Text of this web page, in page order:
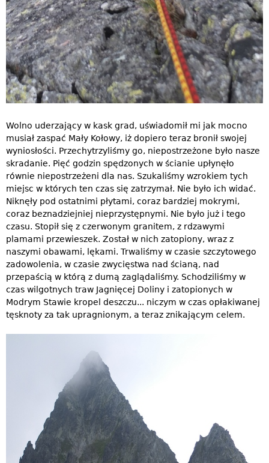
Wolno uderzający w kask grad, uświadomił mi jak mocno
musiał zaspać Mały Kołowy, iż dopiero teraz bronił swojej
wyniosłości. Przechytrzyliśmy go, niepostrzeżone było nasze
skradanie. Pięć godzin spędzonych w ścianie upłynęło
równie niepostrzeżeni dla nas. Szukaliśmy wzrokiem tych
miejsc w których ten czas się zatrzymał. Nie było ich widać.
Niknęły pod ostatnimi płytami, coraz bardziej mokrymi,
coraz beznadziejniej nieprzystępnymi. Nie było już i tego
czasu. Stopił się z czerwonym granitem, z rdzawymi
plamami przewieszek. Został w nich zatopiony, wraz z
naszymi obawami, lękami. Trwaliśmy w czasie szczytowego
zadowolenia, w czasie zwycięstwa nad ścianą, nad
przepaścią w którą z dumą zaglądaliśmy. Schodziliśmy w
czas wilgotnych traw Jagnięcej Doliny i zatopionych w
Modrym Stawie kropel deszczu... niczym w czas opłakiwanej
tęsknoty za tak upragnionym, a teraz znikającym celem.